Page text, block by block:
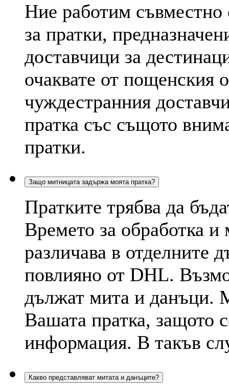
Ние работим
за пратки,
доставчици за
очаквате от
чуждестранния
пратка със същото
пратки.
Защо митницата задържа моята пратка?
Пратките трябва да
Времето за обработка
различава в отделните
повлияно от DHL.
дължат мита и данъци.
Вашата пратка, защото
информация. В такъв
Какво представляват митата и данъците?